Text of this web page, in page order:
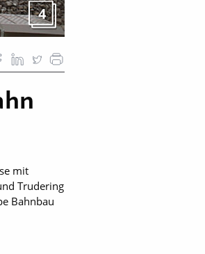
4
mit
Trudering
Bahnbau